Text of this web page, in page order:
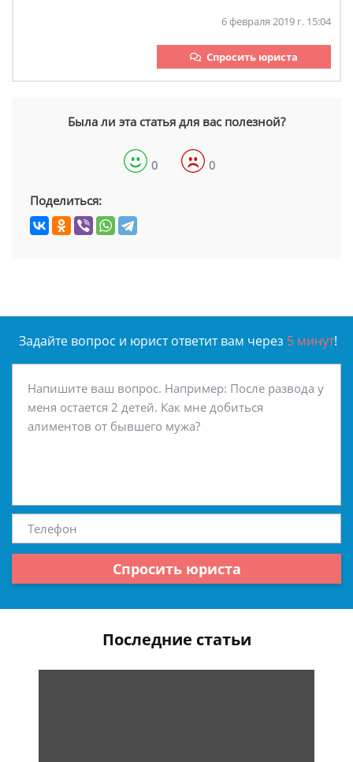
6 февраля 2019 г. 15:04
Спросить юриста
Была ли эта статья для вас полезной?
0 0
Поделиться:
Задайте вопрос и юрист ответит вам через 5 минут!
Спросить юриста
Последние статьи